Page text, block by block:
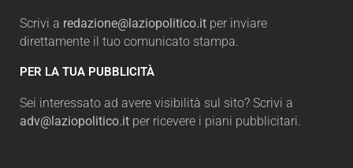
Scrivi a redazione@laziopolitico.it per inviare
direttamente il tuo comunicato stampa.
PER LA TUA PUBBLICITÀ
Sei interessato ad avere visibilità sul sito? Scrivi a
adv@laziopolitico.it per ricevere i piani pubblicitari.